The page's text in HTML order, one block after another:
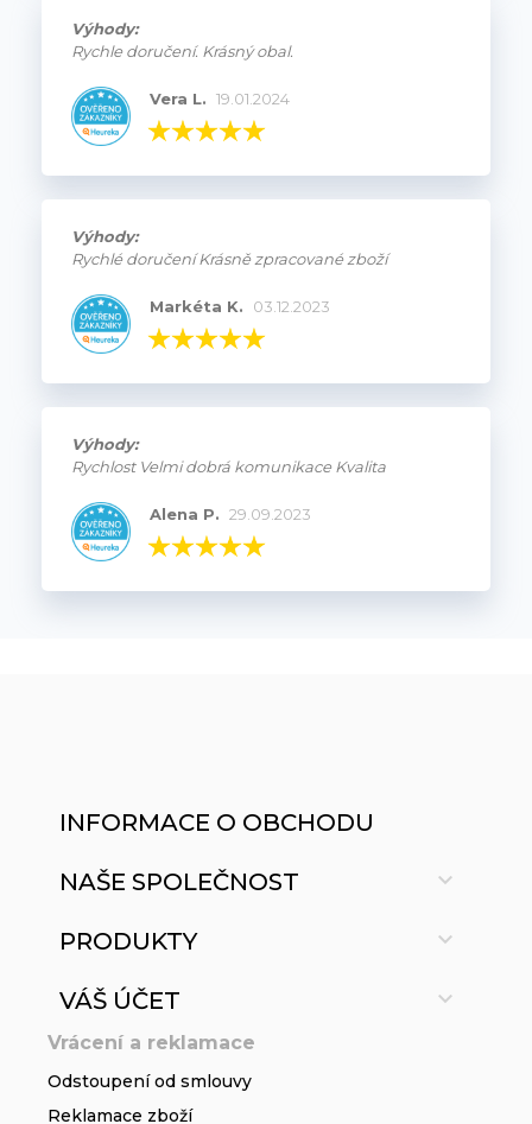
Výhody:
Rychle doručení. Krásný obal.
Vera L. 19.01.2024
Výhody:
Rychlé doručení Krásně zpracované zboží
Markéta K. 03.12.2023
Výhody:
Rychlost Velmi dobrá komunikace Kvalita
Alena P. 29.09.2023
INFORMACE O OBCHODU
NAŠE SPOLEČNOST 
PRODUKTY 
VÁŠ ÚČET 
Vrácení a reklamace
Odstoupení od smlouvy
Reklamace zboží